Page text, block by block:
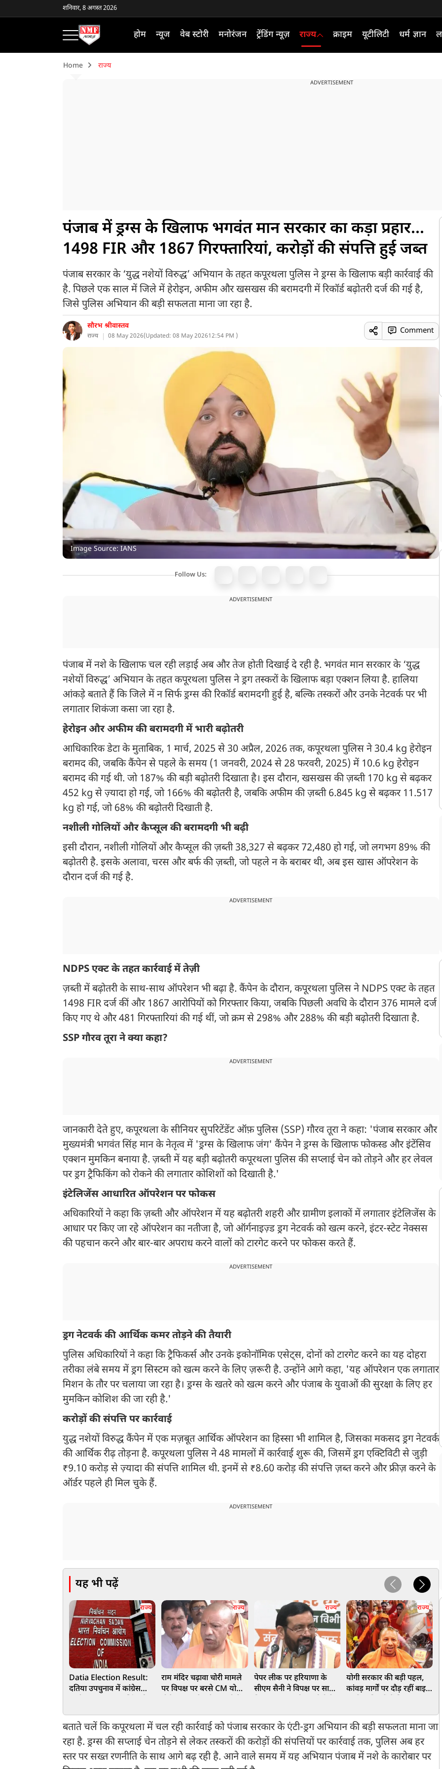
शनिवार, 8 अगस्त 2026
होम न्यूज वेब स्टोरी मनोरंजन ट्रेंडिंग न्यूज़ राज्य क्राइम यूटीलिटी धर्म ज्ञान
Home राज्य
ADVERTISEMENT
पंजाब में ड्रग्स के खिलाफ भगवंत मान सरकार का कड़ा प्रहार...
1498 FIR और 1867 गिरफ्तारियां, करोड़ों की संपत्ति हुई जब्त
पंजाब सरकार के ‘युद्ध नशेयों विरुद्ध’ अभियान के तहत कपूरथला पुलिस ने ड्रग्स के खिलाफ बड़ी कार्रवाई की
है. पिछले एक साल में जिले में हेरोइन, अफीम और खसखस की बरामदगी में रिकॉर्ड बढ़ोतरी दर्ज की गई है,
जिसे पुलिस अभियान की बड़ी सफलता माना जा रहा है.
सौरभ श्रीवास्तव
राज्य 08 May 2026(Updated: 08 May 202612:54 PM )
Comment
Image Source: IANS
Follow Us:
ADVERTISEMENT
पंजाब में नशे के खिलाफ चल रही लड़ाई अब और तेज होती दिखाई दे रही है. भगवंत मान सरकार के ‘युद्ध
नशेयों विरुद्ध’ अभियान के तहत कपूरथला पुलिस ने ड्रग तस्करों के खिलाफ बड़ा एक्शन लिया है. हालिया
आंकड़े बताते हैं कि जिले में न सिर्फ ड्रग्स की रिकॉर्ड बरामदगी हुई है, बल्कि तस्करों और उनके नेटवर्क पर भी
लगातार शिकंजा कसा जा रहा है.
हेरोइन और अफीम की बरामदगी में भारी बढ़ोतरी
आधिकारिक डेटा के मुताबिक, 1 मार्च, 2025 से 30 अप्रैल, 2026 तक, कपूरथला पुलिस ने 30.4 kg हेरोइन
बरामद की, जबकि कैंपेन से पहले के समय (1 जनवरी, 2024 से 28 फरवरी, 2025) में 10.6 kg हेरोइन
बरामद की गई थी. जो 187% की बड़ी बढ़ोतरी दिखाता है। इस दौरान, खसखस की ज़ब्ती 170 kg से बढ़कर
452 kg से ज़्यादा हो गई, जो 166% की बढ़ोतरी है, जबकि अफीम की ज़ब्ती 6.845 kg से बढ़कर 11.517
kg हो गई, जो 68% की बढ़ोतरी दिखाती है.
नशीली गोलियों और कैप्सूल की बरामदगी भी बढ़ी
इसी दौरान, नशीली गोलियों और कैप्सूल की ज़ब्ती 38,327 से बढ़कर 72,480 हो गई, जो लगभग 89% की
बढ़ोतरी है. इसके अलावा, चरस और बर्फ की ज़ब्ती, जो पहले न के बराबर थी, अब इस खास ऑपरेशन के
दौरान दर्ज की गई है.
ADVERTISEMENT
NDPS एक्ट के तहत कार्रवाई में तेज़ी
ज़ब्ती में बढ़ोतरी के साथ-साथ ऑपरेशन भी बढ़ा है. कैंपेन के दौरान, कपूरथला पुलिस ने NDPS एक्ट के तहत
1498 FIR दर्ज कीं और 1867 आरोपियों को गिरफ्तार किया, जबकि पिछली अवधि के दौरान 376 मामले दर्ज
किए गए थे और 481 गिरफ्तारियां की गई थीं, जो क्रम से 298% और 288% की बड़ी बढ़ोतरी दिखाता है.
SSP गौरव तूरा ने क्या कहा?
ADVERTISEMENT
जानकारी देते हुए, कपूरथला के सीनियर सुपरिटेंडेंट ऑफ़ पुलिस (SSP) गौरव तूरा ने कहा: 'पंजाब सरकार और
मुख्यमंत्री भगवंत सिंह मान के नेतृत्व में 'ड्रग्स के खिलाफ जंग' कैंपेन ने ड्रग्स के खिलाफ फोकस्ड और इंटेंसिव
एक्शन मुमकिन बनाया है. ज़ब्ती में यह बड़ी बढ़ोतरी कपूरथला पुलिस की सप्लाई चेन को तोड़ने और हर लेवल
पर ड्रग ट्रैफिकिंग को रोकने की लगातार कोशिशों को दिखाती है.'
इंटेलिजेंस आधारित ऑपरेशन पर फोकस
अधिकारियों ने कहा कि ज़ब्ती और ऑपरेशन में यह बढ़ोतरी शहरी और ग्रामीण इलाकों में लगातार इंटेलिजेंस के
आधार पर किए जा रहे ऑपरेशन का नतीजा है, जो ऑर्गनाइज़्ड ड्रग नेटवर्क को खत्म करने, इंटर-स्टेट नेक्सस
की पहचान करने और बार-बार अपराध करने वालों को टारगेट करने पर फोकस करते हैं.
ADVERTISEMENT
ड्रग नेटवर्क की आर्थिक कमर तोड़ने की तैयारी
पुलिस अधिकारियों ने कहा कि ट्रैफिकर्स और उनके इकोनॉमिक एसेट्स, दोनों को टारगेट करने का यह दोहरा
तरीका लंबे समय में ड्रग सिस्टम को खत्म करने के लिए ज़रूरी है. उन्होंने आगे कहा, 'यह ऑपरेशन एक लगातार
मिशन के तौर पर चलाया जा रहा है। ड्रग्स के खतरे को खत्म करने और पंजाब के युवाओं की सुरक्षा के लिए हर
मुमकिन कोशिश की जा रही है.'
करोड़ों की संपत्ति पर कार्रवाई
युद्ध नशेयों विरुद्ध कैंपेन में एक मज़बूत आर्थिक ऑपरेशन का हिस्सा भी शामिल है, जिसका मकसद ड्रग नेटवर्क
की आर्थिक रीढ़ तोड़ना है. कपूरथला पुलिस ने 48 मामलों में कार्रवाई शुरू की, जिसमें ड्रग एक्टिविटी से जुड़ी
₹9.10 करोड़ से ज़्यादा की संपत्ति शामिल थी. इनमें से ₹8.60 करोड़ की संपत्ति ज़ब्त करने और फ्रीज़ करने के
ऑर्डर पहले ही मिल चुके हैं.
ADVERTISEMENT
यह भी पढ़ें
राज्य
Datia Election Result:
दतिया उपचुनाव में कांग्रेस
तिवारी को 6016 वोटों से
हराया
राज्य
राम मंदिर चढ़ावा चोरी मामले
पर विपक्ष पर बरसे CM योगी,
राज्य
पेपर लीक पर हरियाणा के
सीएम सैनी ने विपक्ष पर साधा
राज्य
योगी सरकार की बड़ी पहल,
कांवड़ मार्गों पर दौड़ रहीं बाइक
बताते चलें कि कपूरथला में चल रही कार्रवाई को पंजाब सरकार के एंटी-ड्रग अभियान की बड़ी सफलता माना जा
रहा है. ड्रग्स की सप्लाई चेन तोड़ने से लेकर तस्करों की करोड़ों की संपत्तियों पर कार्रवाई तक, पुलिस अब हर
स्तर पर सख्त रणनीति के साथ आगे बढ़ रही है. आने वाले समय में यह अभियान पंजाब में नशे के कारोबार पर